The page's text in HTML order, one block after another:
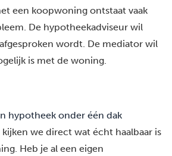
een koopwoning ontstaat vaak
De hypotheekadviseur wil
wordt. De mediator wil
is met de woning.
hypotheek onder één dak
kijken we direct wat écht haalbaar is
Heb je al een eigen